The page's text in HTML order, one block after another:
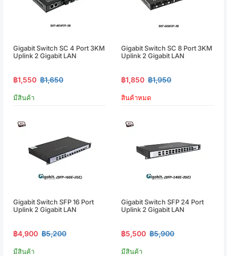
Gigabit Switch SC 4 Port 3KM
Uplink 2 Gigabit LAN
฿1,550 ฿1,650
มีสินค้า
Gigabit Switch SC 8 Port 3KM
Uplink 2 Gigabit LAN
฿1,850 ฿1,950
สินค้าหมด
Gigabit Switch SFP 16 Port
Uplink 2 Gigabit LAN
฿4,900 ฿5,200
มีสินค้า
Gigabit Switch SFP 24 Port
Uplink 2 Gigabit LAN
฿5,500 ฿5,900
มีสินค้า